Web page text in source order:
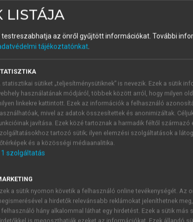
kiemelhető szempontjai
a tápanyagok összetételének
a kalóriabevitel csökkentésével,
a vegyes táplálkozás által biztosított növényi
és többszörösen telítetlen zsírsavakra
tartalmazó növények, gyümölcsök
nyomelemek szükségletszintű felvételének
és készítményekkel. Hangsúlyozottan
a nassolás elkerülésével. Külön figyelmet
LISTÁJA
testreszabhatja az önről gyűjtött információkat. További
tájékoztatónkat.
statisztikai sütiket „teljesítménysütiknek” is nevezik. Ezek a sütik
használatának módjáról, többek között arról, hogy milyen
linkekre kattintott. Ezek az információk a felhasználó
mivel az adatok összesítettek és anonimizáltak.
javítása. Ezek közé tartoznak a harmadik féltől származó
tartozó sütik; ilyen elemzési szolgáltatások a
és a közösségi médiaanalitika.
1 szolgáltatás
a sütik nyomon követik a felhasználó online tevékenységét. Az
a hirdetők relevánsabb reklámokat jeleníthetnek
felhasználó hány alkalommal láthat egy hirdetést. Ezek a sütik más